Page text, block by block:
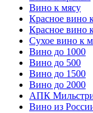
Вино к мясу
Красное вино
Красное вино
Сухое вино к
Вино до 1000
Вино до 500
Вино до 1500
Вино до 2000
АПК
Вино из